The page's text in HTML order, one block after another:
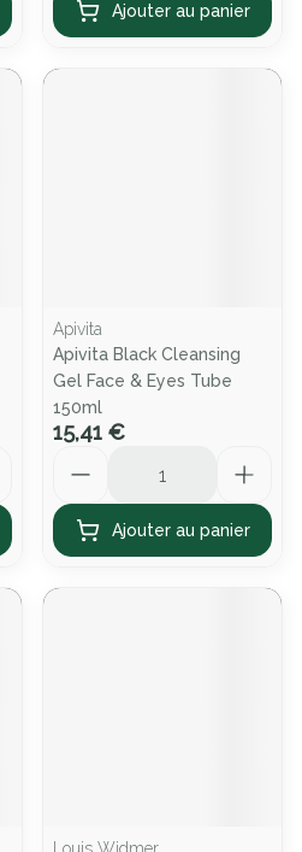
Ajouter au panier
Apivita
Apivita Black Cleansing
Gel Face & Eyes Tube
150ml
15,41 €
Ajouter au panier